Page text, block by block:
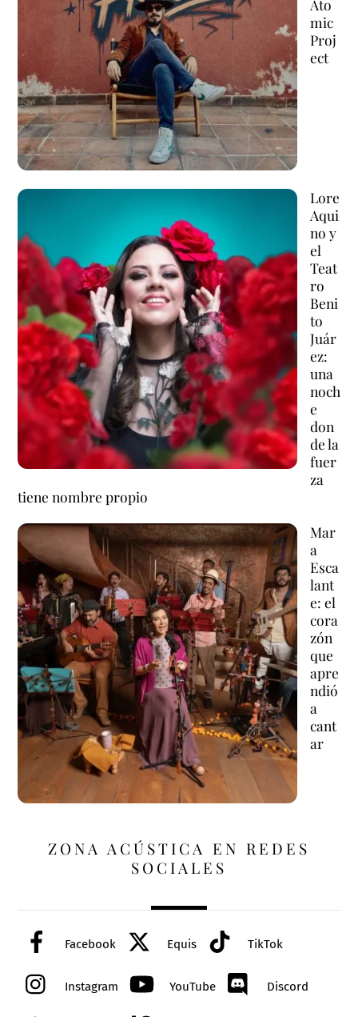
Ato
mic
Proj
ect
Lore
Aqui
no y
el
Teat
ro
Beni
to
Juár
ez:
una
noch
e
don
de la
fuer
za
tiene nombre propio
Mar
a
Esca
lant
e: el
cora
zón
que
apre
ndió
a
cant
ar
ZONA ACÚSTICA EN REDES
SOCIALES
Facebook Equis TikTok
Instagram YouTube Discord